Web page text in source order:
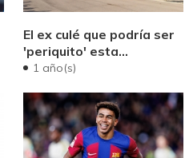
El ex culé que podría ser
'periquito' esta
temporada
1 año(s)